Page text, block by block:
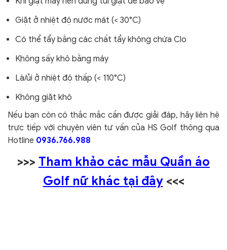
Giặt ở nhiệt độ nước mát (< 30°C)
Có thể tẩy bằng các chất tẩy không chứa Clo
Không sấy khô bằng máy
Là/ủi ở nhiệt độ thấp (< 110°C)
Không giặt khô
Nếu bạn còn có thắc mắc cần được giải đáp, hãy liên hệ
trực tiếp với chuyên viên tư vấn của HS Golf thông qua
Hotline 0936.766.988
>>> Tham khảo các mẫu Quần áo
Golf nữ khác tại đây<<<